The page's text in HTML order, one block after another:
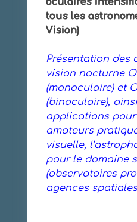
tous les
Vision)
Présentation des
vision nocturne
(monoculaire) et
(binoculaire),
applications
amateurs
visuelle,
pour le domaine
(observatoires
agences